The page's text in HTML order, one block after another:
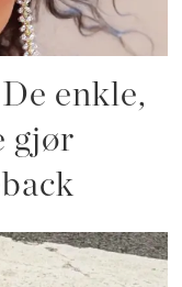
enkle,
gjør